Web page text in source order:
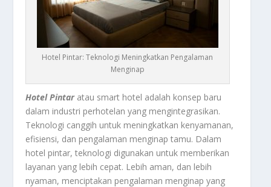
Hotel Pintar: Teknologi Meningkatkan Pengalaman
Menginap
Hotel Pintaratau smart hotel adalah konsep baru
dalam industri perhotelan yang mengintegrasikan.
Teknologi canggih untuk meningkatkan kenyamanan,
efisiensi, dan pengalaman menginap tamu. Dalam
hotel pintar, teknologi digunakan untuk memberikan
layanan yang lebih cepat. Lebih aman, dan lebih
nyaman, menciptakan pengalaman menginap yang